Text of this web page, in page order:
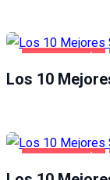
Los 10